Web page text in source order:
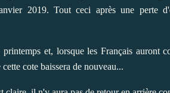
2019. Tout ceci après une
et, lorsque les Français auront
cote baissera de nouveau...